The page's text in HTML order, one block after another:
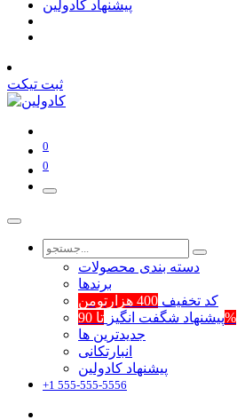
پیشنهاد کادولین
ثبت تیکت
0
0
دسته بندی محصولات
برند‌ها
کد تخفیف 400 هزارتومن
پیشنهاد شگفت انگیزتا 90%
جدیدترین ها
انبارتکانی
پیشنهاد کادولین
+1 555-555-5556